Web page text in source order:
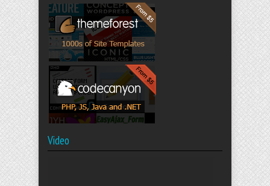
Video